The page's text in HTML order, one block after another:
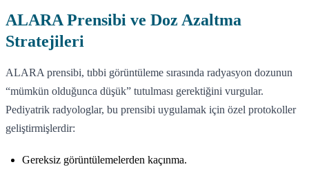
ALARA Prensibi ve Doz Azaltma
Stratejileri
ALARA prensibi, tıbbi görüntüleme sırasında radyasyon dozunun
“mümkün olduğunca düşük” tutulması gerektiğini vurgular.
Pediyatrik radyologlar, bu prensibi uygulamak için özel protokoller
geliştirmişlerdir:
Gereksiz görüntülemelerden kaçınma.